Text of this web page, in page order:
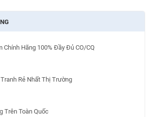
Chính Hãng 100% Đầy Đủ CO/CQ
Rẻ Nhất Thị Trường
Trên Toàn Quốc